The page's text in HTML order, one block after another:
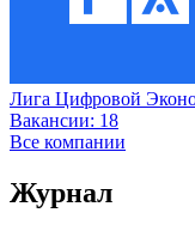
Лига Цифровой
Вакансии: 18
Все компании
Журнал